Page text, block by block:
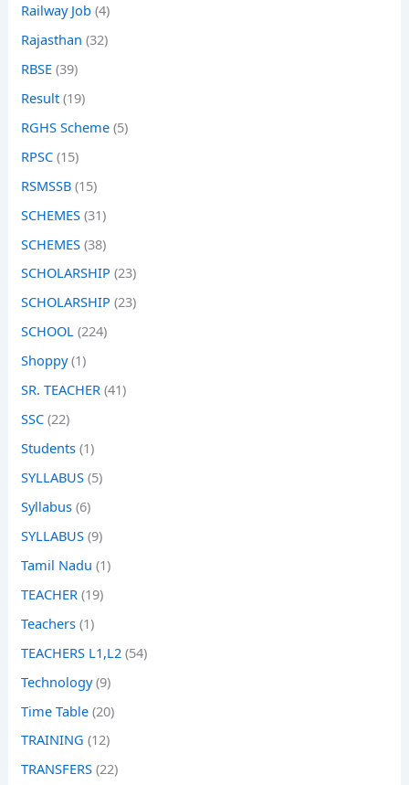
Railway Job (4)
Rajasthan (32)
RBSE (39)
Result (19)
RGHS Scheme (5)
RPSC (15)
RSMSSB (15)
SCHEMES (31)
SCHEMES (38)
SCHOLARSHIP (23)
SCHOLARSHIP (23)
SCHOOL (224)
Shoppy(1)
SR. TEACHER (41)
SSC (22)
Students (1)
SYLLABUS (5)
Syllabus (6)
SYLLABUS (9)
Tamil Nadu (1)
TEACHER (19)
Teachers (1)
TEACHERS L1,L2 (54)
Technology(9)
Time Table (20)
TRAINING (12)
TRANSFERS (22)